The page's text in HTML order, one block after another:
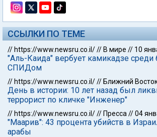
ССЫЛКИ ПО ТЕМЕ
// https://www.newsru.co.il/// В мире // 10
"Аль-Каида" вербует камикадзе среди
СПИДом
// https://www.newsru.co.il/// Ближний
День в истории: 10 лет назад был
террорист по кличке "Инженер"
// https://www.newsru.co.il/// Пресса //04
"Маарив": 43 процента убийств в
арабы